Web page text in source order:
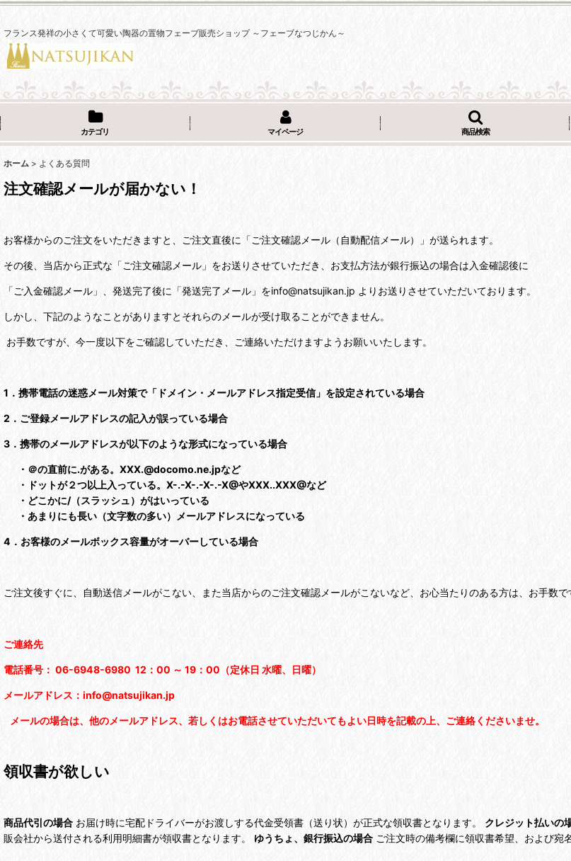
フランス発祥の小さくて可愛い陶器の置物フェーブ販売ショップ ～フェーブなつじかん～
カテゴリ マイページ 商品検索
ホーム > よくある質問
注文確認メールが届かない！
お客様からのご注文をいただきますと、ご注文直後に「ご注文確認メール（自動配信メール）」が送られます。
その後、当店から正式な「ご注文確認メール」をお送りさせていただき、お支払方法が銀行振込の場合は入金確認後に
「ご入金確認メール」、発送完了後に「発送完了メール」をinfo@natsujikan.jp よりお送りさせていただいております。
しかし、下記のようなことがありますとそれらのメールが受け取ることができません。
お手数ですが、今一度以下をご確認していただき、ご連絡いただけますようお願いいたします。
1．携帯電話の迷惑メール対策で「ドメイン・メールアドレス指定受信」を設定されている場合
2．ご登録メールアドレスの記入が誤っている場合
3．携帯のメールアドレスが以下のような形式になっている場合
・＠の直前に.がある。XXX.@docomo.ne.jpなど
・ドットが２つ以上入っている。X-.-X-.-X-.-X@やXXX..XXX@など
・どこかに/（スラッシュ）がはいっている
・あまりにも長い（文字数の多い）メールアドレスになっている
4．お客様のメールボックス容量がオーバーしている場合
ご注文後すぐに、自動送信メールがこない、また当店からのご注文確認メールがこないなど、お心当たりのある方は、お手数
ご連絡先
電話番号： 06-6948-6980 12：00 ～ 19：00（定休日 水曜、日曜）
メールアドレス：info@natsujikan.jp
メールの場合は、他のメールアドレス、若しくはお電話させていただいてもよい日時を記載の上、ご連絡くださいませ。
領収書が欲しい
商品代引の場合 お届け時に宅配ドライバーがお渡しする代金受領書（送り状）が正式な領収書となります。 クレジット払いの
販会社から送付される利用明細書が領収書となります。 ゆうちょ、銀行振込の場合ご注文時の備考欄に領収書希望、および宛